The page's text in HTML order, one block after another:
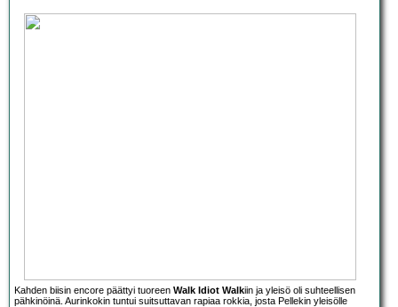
Kahden biisin encore päättyi tuoreen Walk Idiot Walkiin ja yleisö oli suhteellisen
pähkinöinä. Aurinkokin tuntui suitsuttavan rapiaa rokkia, josta Pellekin yleisölle